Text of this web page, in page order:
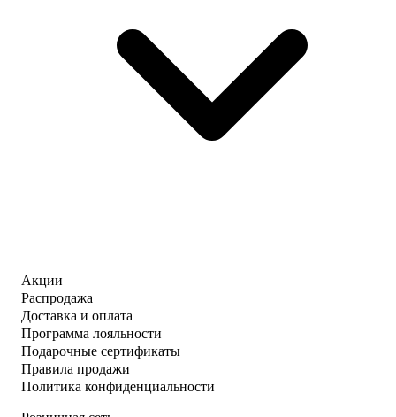
Акции
Распродажа
Доставка и оплата
Программа лояльности
Подарочные сертификаты
Правила продажи
Политика конфиденциальности